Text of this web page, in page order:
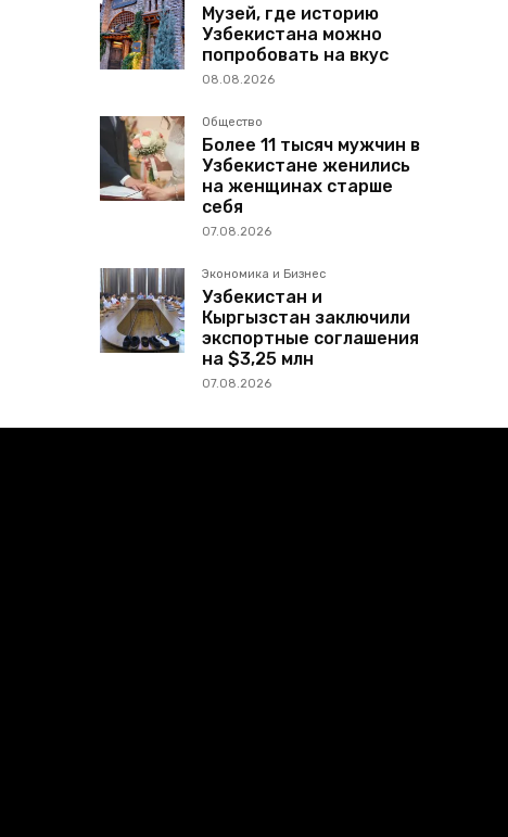
Музей, где историю
Узбекистана можно
попробовать на вкус
08.08.2026
Общество
Более 11 тысяч мужчин в
Узбекистане женились
на женщинах старше
себя
07.08.2026
Экономика и Бизнес
Узбекистан и
Кыргызстан заключили
экспортные соглашения
на $3,25 млн
07.08.2026